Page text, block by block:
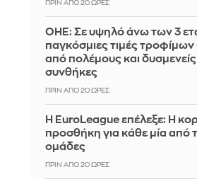
ΠΡΙΝ ΑΠΌ 20 ΏΡΕΣ
ΟΗΕ: Σε υψηλό άνω των 3
παγκόσμιες τιμές τροφίμων
από πολέμους και δυσμενείς
συνθήκες
ΠΡΙΝ ΑΠΌ 20 ΏΡΕΣ
Η EuroLeague επέλεξε: Η
προσθήκη για κάθε μία από
ομάδες
ΠΡΙΝ ΑΠΌ 20 ΏΡΕΣ